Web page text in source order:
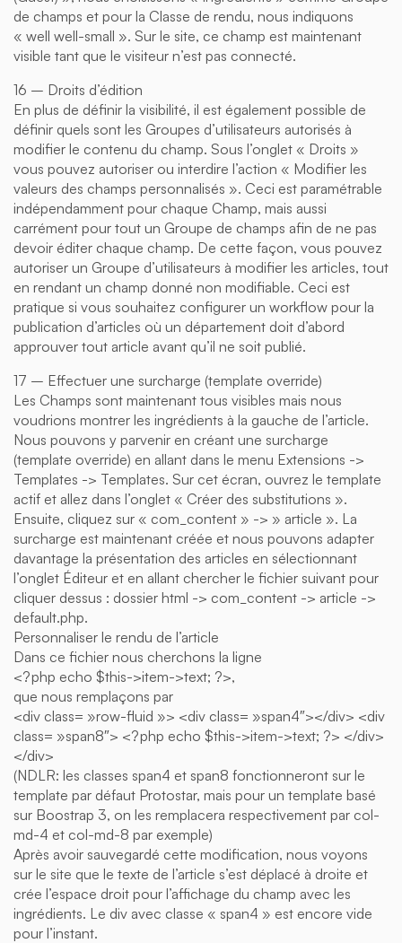
de champs et pour la Classe de rendu, nous indiquons
« well well-small ». Sur le site, ce champ est maintenant
visible tant que le visiteur n’est pas connecté.
16 – Droits d’édition
En plus de définir la visibilité, il est également possible de
définir quels sont les Groupes d’utilisateurs autorisés à
modifier le contenu du champ. Sous l’onglet « Droits »
vous pouvez autoriser ou interdire l’action « Modifier les
valeurs des champs personnalisés ». Ceci est paramétrable
indépendamment pour chaque Champ, mais aussi
carrément pour tout un Groupe de champs afin de ne pas
devoir éditer chaque champ. De cette façon, vous pouvez
autoriser un Groupe d’utilisateurs à modifier les articles, tout
en rendant un champ donné non modifiable. Ceci est
pratique si vous souhaitez configurer un workflow pour la
publication d’articles où un département doit d’abord
approuver tout article avant qu’il ne soit publié.
17 – Effectuer une surcharge (template override)
Les Champs sont maintenant tous visibles mais nous
voudrions montrer les ingrédients à la gauche de l’article.
Nous pouvons y parvenir en créant une surcharge
(template override) en allant dans le menu Extensions ->
Templates -> Templates. Sur cet écran, ouvrez le template
actif et allez dans l’onglet « Créer des substitutions ».
Ensuite, cliquez sur « com_content » -> » article ». La
surcharge est maintenant créée et nous pouvons adapter
davantage la présentation des articles en sélectionnant
l’onglet Éditeur et en allant chercher le fichier suivant pour
cliquer dessus : dossier html -> com_content -> article ->
default.php.
Personnaliser le rendu de l’article
Dans ce fichier nous cherchons la ligne
<?php echo $this->item->text; ?>,
que nous remplaçons par
<div class= »row-fluid »> <div class= »span4″></div> <div
class= »span8″> <?php echo $this->item->text; ?> </div>
</div>
(NDLR: les classes span4 et span8 fonctionneront sur le
template par défaut Protostar, mais pour un template basé
sur Boostrap 3, on les remplacera respectivement par col-
md-4 et col-md-8 par exemple)
Après avoir sauvegardé cette modification, nous voyons
sur le site que le texte de l’article s’est déplacé à droite et
crée l’espace droit pour l’affichage du champ avec les
ingrédients. Le div avec classe « span4 » est encore vide
pour l’instant.